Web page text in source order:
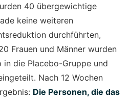
40 übergewichtige
keine weiteren
durchführten,
Frauen und Männer wurden
die Placebo-Gruppe und
Nach 12 Wochen
Die Personen, die das